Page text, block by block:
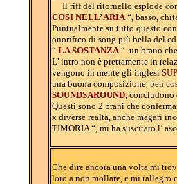
Il riff del ritornello esplode con
COSI NELL’ ARIA“, basso,
Puntualmente su tutto questo
onorifico di song più bella del
“ LA SOSTANZA“ un brano
L’ intro non è prettamente in
vengono in mente gli inglesi
una buona composizione, ben
SOUNDSAROUND, concludono
Questi sono 2 brani che
x diverse realtà, anche magari
TIMORIA “, mi ha suscitato l’
Che dire ancora una volta mi
loro a non mollare, e mi rallegro